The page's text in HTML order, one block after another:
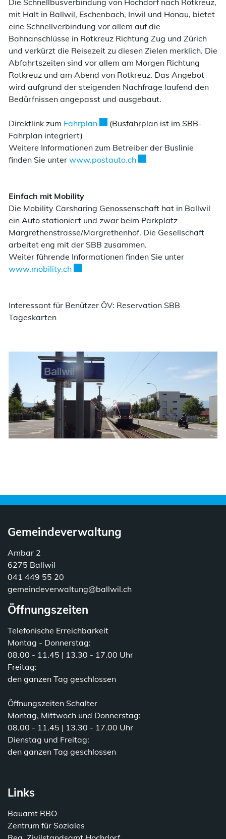
Die Schnellbusverbindung von Hochdorf nach Rotkreuz,
mit Halt in Ballwil, Eschenbach, Inwil und Honau, bietet
eine Schnellverbindung vor allem auf die
Bahnanschlüsse in Rotkreuz Richtung Zug und Zürich
und verkürzt die Reisezeit zu diesen Zielen merklich. Die
Abfahrtszeiten sind vor allem am Morgen Richtung
Rotkreuz und am Abend von Rotkreuz. Das Angebot
wird aufgrund der steigenden Nachfrage laufend den
Bedürfnissen angepasst und ausgebaut.
Direktlink zum FahrplanExterner Link wird in einem
(Busfahrplan ist im SBB-
Fahrplan integriert)
Weitere Informationen zum Betreiber der Buslinie
finden Sie unter www.postauto.chExterner Link wird in
Einfach mit Mobility
Die Mobility Carsharing Genossenschaft hat in Ballwil
ein Auto stationiert und zwar beim Parkplatz
Margrethenstrasse/Margrethenhof. Die Gesellschaft
arbeitet eng mit der SBB zusammen.
Weiter führende Informationen finden Sie unter
www.mobility.chExterner Link wird in einem neuen
Interessant für Benützer ÖV: Reservation SBB
Tageskarten
Gemeindeverwaltung
Ambar 2
6275 Ballwil
041 449 55 20
gemeindeverwaltung@ballwil.ch
Öffnungszeiten
Telefonische Erreichbarkeit
Montag - Donnerstag:
08.00 - 11.45 | 13.30 - 17.00 Uhr
Freitag:
den ganzen Tag geschlossen
Öffnungszeiten Schalter
Montag, Mittwoch und Donnerstag:
08.00 - 11.45 | 13.30 - 17.00 Uhr
Dienstag und Freitag:
den ganzen Tag geschlossen
Links
Bauamt RBO
Zentrum für Soziales